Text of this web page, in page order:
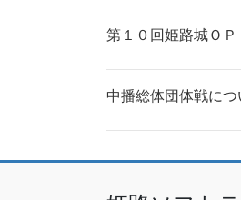
第１０回姫路城Ｏ
中播総体団体戦につ